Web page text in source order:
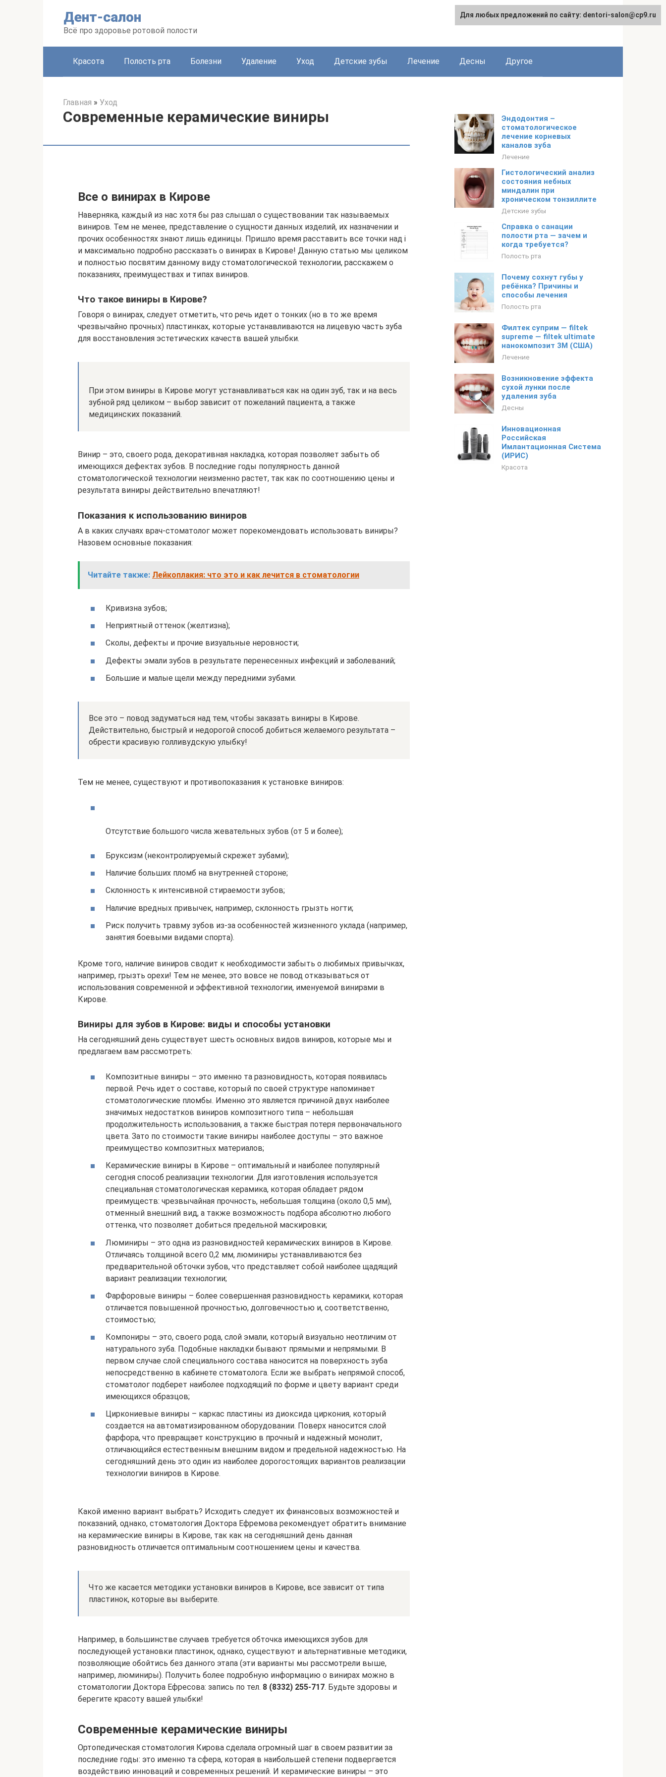
Дент-салон
Всё про здоровье ротовой полости
Красота Полость рта Болезни Удаление Уход Детские зубы Лечение Десны Другое
Главная » Уход
Современные керамические виниры
Все о винирах в Кирове
Наверняка, каждый из нас хотя бы раз слышал о существовании так называемых
виниров. Тем не менее, представление о сущности данных изделий, их назначении и
прочих особенностях знают лишь единицы. Пришло время расставить все точки над i
и максимально подробно рассказать о винирах в Кирове! Данную статью мы целиком
и полностью посвятим данному виду стоматологической технологии, расскажем о
показаниях, преимуществах и типах виниров.
Что такое виниры в Кирове?
Говоря о винирах, следует отметить, что речь идет о тонких (но в то же время
чрезвычайно прочных) пластинках, которые устанавливаются на лицевую часть зуба
для восстановления эстетических качеств вашей улыбки.
При этом виниры в Кирове могут устанавливаться как на один зуб, так и на весь
зубной ряд целиком – выбор зависит от пожеланий пациента, а также
медицинских показаний.
Винир – это, своего рода, декоративная накладка, которая позволяет забыть об
имеющихся дефектах зубов. В последние годы популярность данной
стоматологической технологии неизменно растет, так как по соотношению цены и
результата виниры действительно впечатляют!
Показания к использованию виниров
А в каких случаях врач-стоматолог может порекомендовать использовать виниры?
Назовем основные показания:
Читайте также: Лейкоплакия: что это и как лечится в стоматологии
Кривизна зубов;
Неприятный оттенок (желтизна);
Сколы, дефекты и прочие визуальные неровности;
Дефекты эмали зубов в результате перенесенных инфекций и заболеваний;
Большие и малые щели между передними зубами.
Все это – повод задуматься над тем, чтобы заказать виниры в Кирове.
Действительно, быстрый и недорогой способ добиться желаемого результата –
обрести красивую голливудскую улыбку!
Тем не менее, существуют и противопоказания к установке виниров:
Отсутствие большого числа жевательных зубов (от 5 и более);
Бруксизм (неконтролируемый скрежет зубами);
Наличие больших пломб на внутренней стороне;
Склонность к интенсивной стираемости зубов;
Наличие вредных привычек, например, склонность грызть ногти;
Риск получить травму зубов из-за особенностей жизненного уклада (например,
занятия боевыми видами спорта).
Кроме того, наличие виниров сводит к необходимости забыть о любимых привычках,
например, грызть орехи! Тем не менее, это вовсе не повод отказываться от
использования современной и эффективной технологии, именуемой винирами в
Кирове.
Виниры для зубов в Кирове: виды и способы установки
На сегодняшний день существует шесть основных видов виниров, которые мы и
предлагаем вам рассмотреть:
Композитные виниры – это именно та разновидность, которая появилась
первой. Речь идет о составе, который по своей структуре напоминает
стоматологические пломбы. Именно это является причиной двух наиболее
значимых недостатков виниров композитного типа – небольшая
продолжительность использования, а также быстрая потеря первоначального
цвета. Зато по стоимости такие виниры наиболее доступы – это важное
преимущество композитных материалов;
Керамические виниры в Кирове – оптимальный и наиболее популярный
сегодня способ реализации технологии. Для изготовления используется
специальная стоматологическая керамика, которая обладает рядом
преимуществ: чрезвычайная прочность, небольшая толщина (около 0,5 мм),
отменный внешний вид, а также возможность подбора абсолютно любого
оттенка, что позволяет добиться предельной маскировки;
Люминиры – это одна из разновидностей керамических виниров в Кирове.
Отличаясь толщиной всего 0,2 мм, люминиры устанавливаются без
предварительной обточки зубов, что представляет собой наиболее щадящий
вариант реализации технологии;
Фарфоровые виниры – более совершенная разновидность керамики, которая
отличается повышенной прочностью, долговечностью и, соответственно,
стоимостью;
Компониры – это, своего рода, слой эмали, который визуально неотличим от
натурального зуба. Подобные накладки бывают прямыми и непрямыми. В
первом случае слой специального состава наносится на поверхность зуба
непосредственно в кабинете стоматолога. Если же выбрать непрямой способ,
стоматолог подберет наиболее подходящий по форме и цвету вариант среди
имеющихся образцов;
Циркониевые виниры – каркас пластины из диоксида циркония, который
создается на автоматизированном оборудовании. Поверх наносится слой
фарфора, что превращает конструкцию в прочный и надежный монолит,
отличающийся естественным внешним видом и предельной надежностью. На
сегодняшний день это один из наиболее дорогостоящих вариантов реализации
технологии виниров в Кирове.
Какой именно вариант выбрать? Исходить следует их финансовых возможностей и
показаний, однако, стоматология Доктора Ефремова рекомендует обратить внимание
на керамические виниры в Кирове, так как на сегодняшний день данная
разновидность отличается оптимальным соотношением цены и качества.
Что же касается методики установки виниров в Кирове, все зависит от типа
пластинок, которые вы выберите.
Например, в большинстве случаев требуется обточка имеющихся зубов для
последующей установки пластинок, однако, существуют и альтернативные методики,
позволяющие обойтись без данного этапа (эти варианты мы рассмотрели выше,
например, люминиры). Получить более подробную информацию о винирах можно в
стоматологии Доктора Ефресова: запись по тел. 8 (8332) 255-717. Будьте здоровы и
берегите красоту вашей улыбки!
Современные керамические виниры
Ортопедическая стоматология Кирова сделала огромный шаг в своем развитии за
последние годы: это именно та сфера, которая в наибольшей степени подвергается
воздействию инноваций и современных решений. И керамические виниры – это
Эндодонтия –
стоматологическое
лечение корневых
каналов зуба
Лечение
Гистологический анализ
состояния небных
миндалин при
хроническом тонзиллите
Детские зубы
Справка о санации
полости рта — зачем и
когда требуется?
Полость рта
Почему сохнут губы у
ребёнка? Причины и
способы лечения
Полость рта
Филтек суприм — filtek
supreme — filtek ultimate
нанокомпозит 3М (США)
Лечение
Возникновение эффекта
сухой лунки после
удаления зуба
Десны
Инновационная
Российская
Имлантационная Cистема
(ИРИС)
Красота
Для любых предложений по сайту: dentori-salon@cp9.ru